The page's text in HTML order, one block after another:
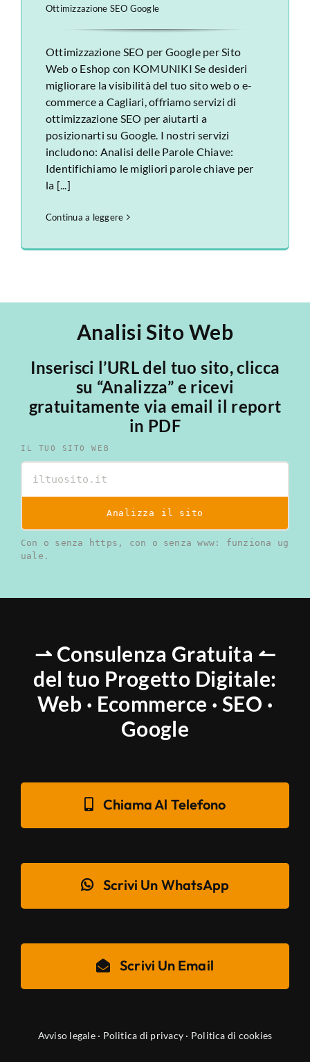
Ottimizzazione SEO Google
Ottimizzazione SEO per Google per Sito
Web o Eshop con KOMUNIKI Se desideri
migliorare la visibilità del tuo sito web o e-
commerce a Cagliari, offriamo servizi di
ottimizzazione SEO per aiutarti a
posizionarti su Google. I nostri servizi
includono: Analisi delle Parole Chiave:
Identifichiamo le migliori parole chiave per
la [...]
Continua a leggere
Analisi Sito Web
Inserisci l’URL del tuo sito, clicca
su “Analizza” e ricevi
gratuitamente via email il report
in PDF
IL TUO SITO WEB
Analizza il sito
Con o senza https, con o senza www: funziona ug
uale.
⇀ Consulenza Gratuita ↼
del tuo Progetto Digitale:
Web · Ecommerce · SEO ·
Google
Chiama Al Telefono
Scrivi Un WhatsApp
Scrivi Un Email
Avviso legale· Politica di privacy · Politica di cookies